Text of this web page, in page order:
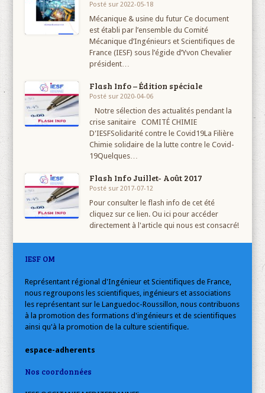
Posté sur 2022-05-18
Mécanique & usine du futur Ce document
est établi par l’ensemble du Comité
Mécanique d’Ingénieurs et Scientifiques de
France (IESF) sous l’égide d’Yvon Chevalier
président…
Flash Info – Édition spéciale
Posté sur 2020-04-06
Notre sélection des actualités pendant la
crise sanitaire COMITÉ CHIMIE
D'IESFSolidarité contre le Covid19La Filière
Chimie solidaire de la lutte contre le Covid-
19Quelques…
Flash Info Juillet- Août 2017
Posté sur 2017-07-12
Pour consulter le flash info de cet été
cliquez sur ce lien. Ou ici pour accéder
directement à l'article qui nous est consacré!
IESF OM
Représentant régional d'Ingénieur et Scientifiques de France,
nous regroupons les scientifiques, ingénieurs et associations
les représentant sur le Languedoc-Roussillon, nous contribuons
à la promotion des formations d'ingénieurs et de scientifiques
ainsi qu'à la promotion de la culture scientifique.
espace-adherents
Nos coordonnées